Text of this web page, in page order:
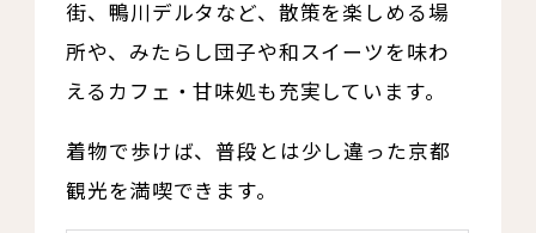
街、鴨川デルタなど、散策を楽しめる場
所や、みたらし団子や和スイーツを味わ
えるカフェ・甘味処も充実しています。
着物で歩けば、普段とは少し違った京都
観光を満喫できます。